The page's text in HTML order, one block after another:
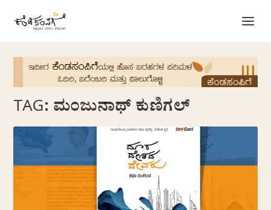
TAG: ಮಂಜುನಾಥ್‌ ಕುಣಿಗಲ್‌